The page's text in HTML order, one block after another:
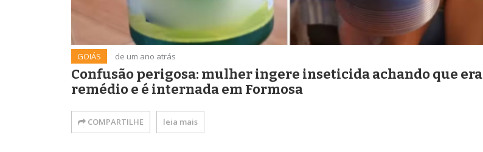
GOIÁS de um ano atrás
Confusão perigosa: mulher ingere inseticida achando que era
remédio e é internada em Formosa
COMPARTILHE leia mais